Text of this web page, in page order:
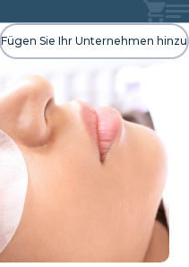
Fügen Sie Ihr Unternehmen hinzu